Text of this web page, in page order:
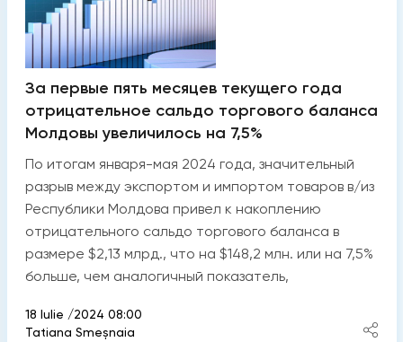
За первые пять месяцев текущего года
отрицательное сальдо торгового баланса
Молдовы увеличилось на 7,5%
По итогам января-мая 2024 года, значительный
разрыв между экспортом и импортом товаров в/из
Республики Молдова привел к накоплению
отрицательного сальдо торгового баланса в
размере $2,13 млрд., что на $148,2 млн. или на 7,5%
больше, чем аналогичный показатель,
18 Iulie /2024 08:00
Tatiana Smeșnaia